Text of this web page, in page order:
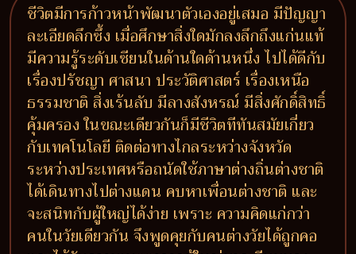
ชีวิตมีการก้าวหน้าพัฒนาตัวเองอยู่เสมอ มีปัญญา
ละเอียดลึกซึ้ง เมื่อศึกษาสิ่งใดมักลงลึกถึงแก่นแท้
มีความรู้ระดับเซียนในด้านใดด้านหนึ่ง ไปได้ดีกับ
เรื่องปรัชญา ศาสนา ประวัติศาสตร์ เรื่องเหนือ
ธรรมชาติ สิ่งเร้นลับ มีลางสังหรณ์ มีสิ่งศักดิ์สิทธิ์
คุ้มครอง ในขณะเดียวกันก็มีชีวิตทีทันสมัยเกี่ยว
กับเทคโนโลยี ติดต่อทางไกลระหว่างจังหวัด
ระหว่างประเทศหรือถนัดใช้ภาษาต่างถิ่นต่างชาติ
ได้เดินทางไปต่างแดน คบหาเพื่อนต่างชาติ และ
จะสนิทกับผู้ใหญ่ได้ง่าย เพราะ ความคิดแก่กว่า
คนในวัยเดียวกัน จึงพูดคุยกับคนต่างวัยได้ถูกคอ